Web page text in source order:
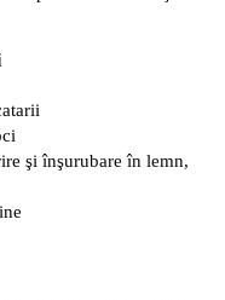
şi înşurubare în lemn,